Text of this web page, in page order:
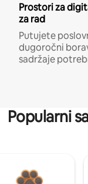
Prostori za
za rad
Putujete
dugoročni
sadržaje
Popularni